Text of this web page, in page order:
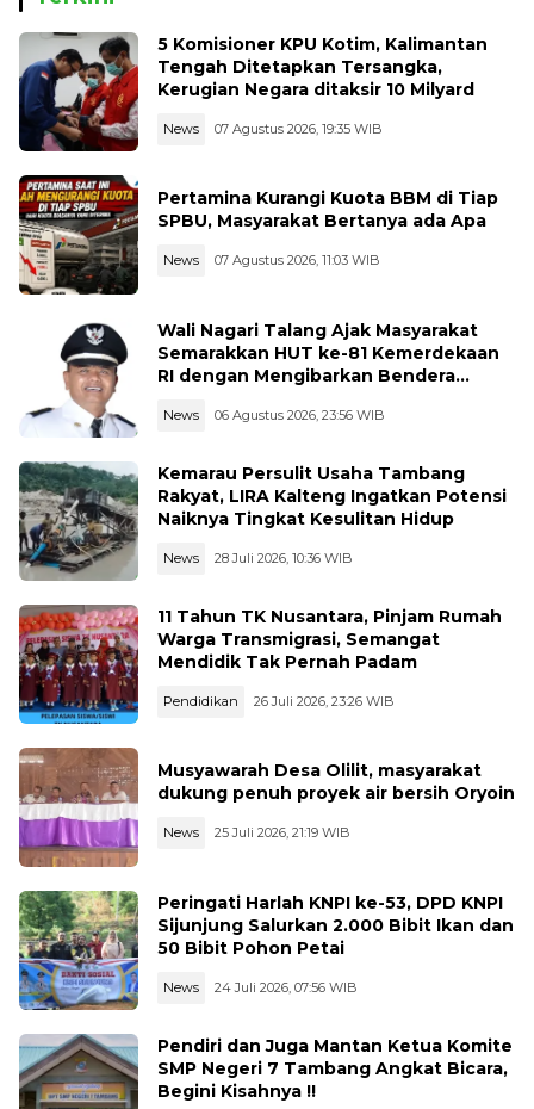
5 Komisioner KPU Kotim, Kalimantan
Tengah Ditetapkan Tersangka,
Kerugian Negara ditaksir 10 Milyard
News 07 Agustus 2026, 19:35 WIB
Pertamina Kurangi Kuota BBM di Tiap
SPBU, Masyarakat Bertanya ada Apa
News 07 Agustus 2026, 11:03 WIB
Wali Nagari Talang Ajak Masyarakat
Semarakkan HUT ke-81 Kemerdekaan
RI dengan Mengibarkan Bendera
News 06 Agustus 2026, 23:56 WIB
Kemarau Persulit Usaha Tambang
Rakyat, LIRA Kalteng Ingatkan Potensi
Naiknya Tingkat Kesulitan Hidup
News 28 Juli 2026, 10:36 WIB
11 Tahun TK Nusantara, Pinjam Rumah
Warga Transmigrasi, Semangat
Mendidik Tak Pernah Padam
Pendidikan 26 Juli 2026, 23:26 WIB
Musyawarah Desa Olilit, masyarakat
dukung penuh proyek air bersih Oryoin
News 25 Juli 2026, 21:19 WIB
Peringati Harlah KNPI ke-53, DPD KNPI
Sijunjung Salurkan 2.000 Bibit Ikan dan
50 Bibit Pohon Petai
News 24 Juli 2026, 07:56 WIB
Pendiri dan Juga Mantan Ketua Komite
SMP Negeri 7 Tambang Angkat Bicara,
Begini Kisahnya !!